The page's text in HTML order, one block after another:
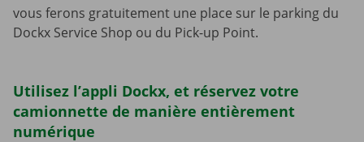
vous ferons gratuitement une place sur le parking du
Dockx Service Shop ou du Pick-up Point.
Utilisez l’appli Dockx, et réservez votre
camionnette de manière entièrement
numérique